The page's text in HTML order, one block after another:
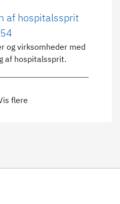
af hospitalssprit
og virksomheder med
af hospitalssprit.
flere